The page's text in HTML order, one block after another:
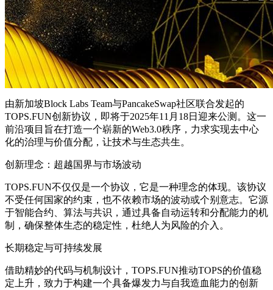
由新加坡Block Labs Team与PancakeSwap社区联合发起的
TOPS.FUN创新协议，即将于2025年11月18日迎来公测。这一
前沿项目旨在打造一个崭新的Web3.0秩序，力求实现去中心
化的治理与价值分配，让技术与生态共生。
创新理念：超越国界与市场波动
TOPS.FUN不仅仅是一个协议，它是一种理念的体现。该协议
不受任何国家的约束，也不依赖市场的波动或个别意志。它源
于智能合约、算法与共识，通过具备自动运转和分配能力的机
制，确保整体生态的稳定性，杜绝人为风险的介入。
长期稳定与可持续发展
借助精妙的代码与机制设计，TOPS.FUN推动TOPS的价值稳
定上升，致力于构建一个具备爆发力与自我造血能力的创新